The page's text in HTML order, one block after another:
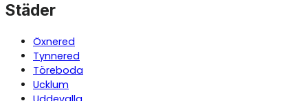
Städer
Öxnered
Tynnered
Töreboda
Ucklum